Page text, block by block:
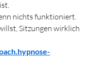
nichts funktioniert.
Sitzungen wirklich